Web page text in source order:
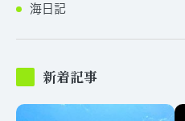
海日記
新着記事